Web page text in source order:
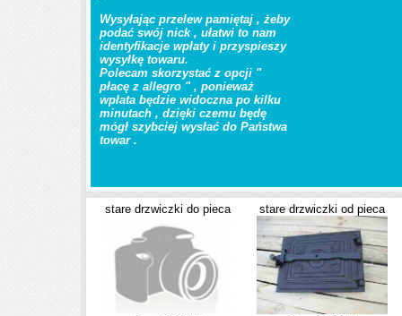
Wysyłając przelew pamiętaj , żeby
podać swój nick , ułatwi to nam
identyfikacje wpłaty i przyspieszy
wysyłkę towaru.
Polecam skorzystać z opcji "
płacę z allegro " , ponieważ
wpłata będzie widoczna po kilku
minutach , dzięki czemu będę
mógł szybciej wysłać do Państwa
towar .
stare drzwiczki do pieca stare drzwiczki od pieca